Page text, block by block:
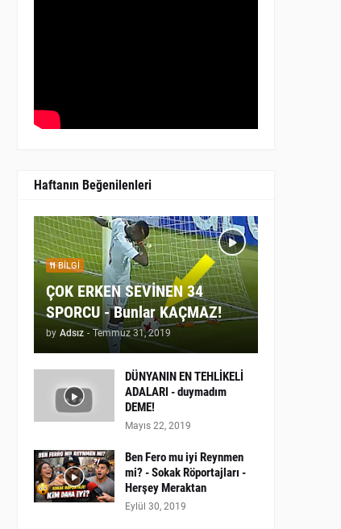
Haftanın Beğenilenleri
BILGI
ÇOK ERKEN SEVİNEN 34
SPORCU - Bunlar KAÇMAZ!
by Adsız - Temmuz 31, 2019
DÜNYANIN EN TEHLİKELİ
ADALARI - duymadım
DEME!
Mayıs 22, 2019
Ben Fero mu iyi Reynmen
mi? - Sokak Röportajları -
Herşey Meraktan
Eylül 30, 2019